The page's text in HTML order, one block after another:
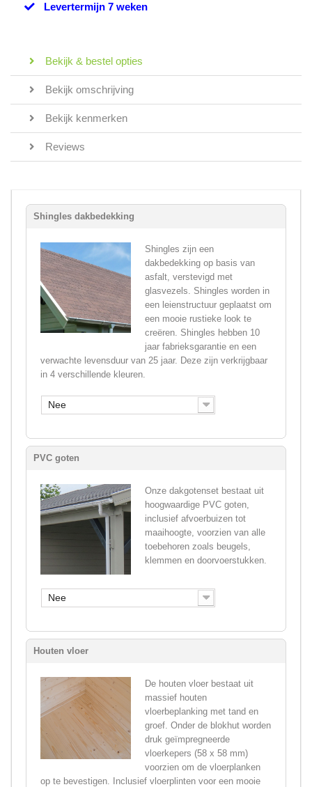
Levertermijn 7 weken
Bekijk & bestel opties
Bekijk omschrijving
Bekijk kenmerken
Reviews
Shingles dakbedekking
Shingles zijn een
dakbedekking op basis van
asfalt, verstevigd met
glasvezels. Shingles worden in
een leienstructuur geplaatst om
een mooie rustieke look te
creëren. Shingles hebben 10
jaar fabrieksgarantie en een
verwachte levensduur van 25 jaar. Deze zijn verkrijgbaar
in 4 verschillende kleuren.
Nee
PVC goten
Onze dakgotenset bestaat uit
hoogwaardige PVC goten,
inclusief afvoerbuizen tot
maaihoogte, voorzien van alle
toebehoren zoals beugels,
klemmen en doorvoerstukken.
Nee
Houten vloer
De houten vloer bestaat uit
massief houten
vloerbeplanking met tand en
groef. Onder de blokhut worden
druk geïmpregneerde
vloerkepers (58 x 58 mm)
voorzien om de vloerplanken
op te bevestigen. Inclusief vloerplinten voor een mooie